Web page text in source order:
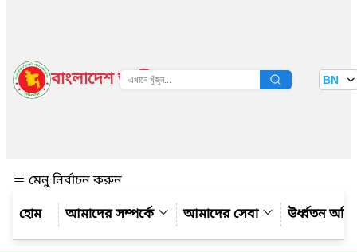
বাংলাদেশ জাতীয় তথ্য বাতায়ন BN
মেনু নির্বাচন করুন
আমাদের সম্পর্কে
আমাদের সেবা উর্ধ্বতন